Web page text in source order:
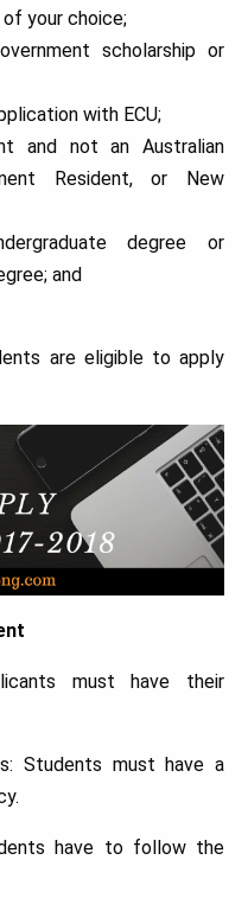
your choice;
scholarship or
with ECU;
and not an Australian
Resident, or New
degree or
and
are eligible to apply
must have their
Students must have a
have to follow the